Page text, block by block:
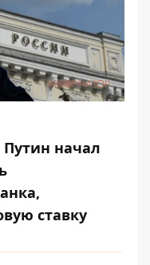
Путин начал
ставку